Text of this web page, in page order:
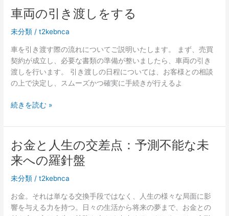
い
臭
い
は
専
用
の
浄
使
用
が
お
す
め
車両の引き渡しをする
未分類 /t2kebnca
車を引き渡す際の流れについてご説明いたします。 まず、売買
契約が成立し、必要な書類の準備が整いましたら、車両の引き
渡しを行います。 引き渡しの日程については、お客様との相談
の上で決定し、スムーズかつ確実に手続きが行えるよ
車
の
き
渡
を
す
る
続きを読む »
お金と人生の交差点：予測不能な未
来への羅針盤
未分類 /t2kebnca
お金。それは単なる交換手段ではなく、人生の様々な局面に影
響を与える力を持つ。日々の生活から将来の夢まで、お金との